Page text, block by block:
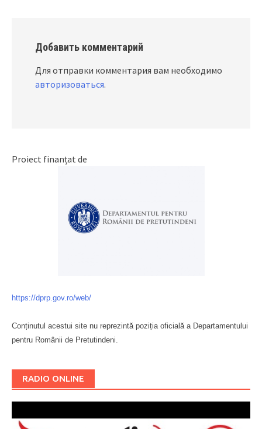
Добавить комментарий
Для отправки комментария вам необходимо
авторизоваться.
Proiect finanțat de
https://dprp.gov.ro/web/
Conținutul acestui site nu reprezintă poziția oficială a Departamentului
pentru Românii de Pretutindeni.
RADIO ONLINE